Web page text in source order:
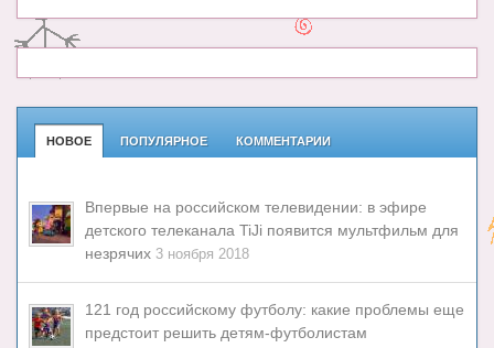
НОВОЕ ПОПУЛЯРНОЕ КОММЕНТАРИИ
Впервые на российском телевидении: в эфире
детского телеканала TiJi появится мультфильм для
незрячих 3 ноября 2018
121 год российскому футболу: какие проблемы еще
предстоит решить детям-футболистам